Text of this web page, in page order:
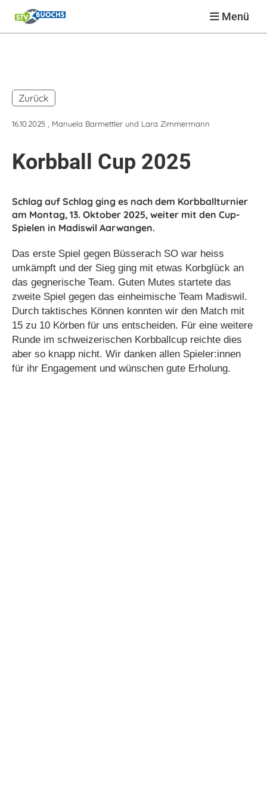
Menü
Zurück
16.10.2025 , Manuela Barmettler und Lara Zimmermann
Korbball Cup 2025
Schlag auf Schlag ging es nach dem Korbballturnier
am Montag, 13. Oktober 2025, weiter mit den Cup-
Spielen in Madiswil Aarwangen.
Das erste Spiel gegen Büsserach SO war heiss
umkämpft und der Sieg ging mit etwas Korbglück an
das gegnerische Team. Guten Mutes startete das
zweite Spiel gegen das einheimische Team Madiswil.
Durch taktisches Können konnten wir den Match mit
15 zu 10 Körben für uns entscheiden. Für eine weitere
Runde im schweizerischen Korbballcup reichte dies
aber so knapp nicht. Wir danken allen Spieler:innen
für ihr Engagement und wünschen gute Erholung.